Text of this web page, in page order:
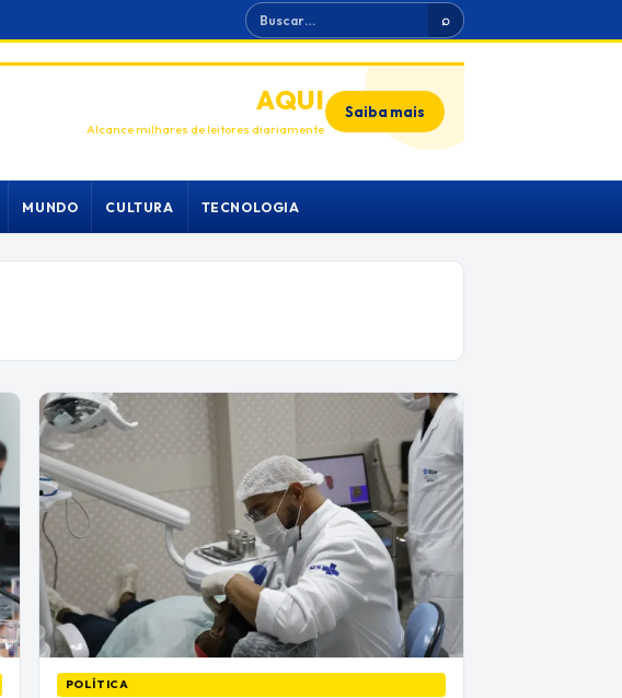
Buscar ⌕
ANUNCIEAQUI
Alcance milhares de leitores diariamente
Saiba mais
MUNDO CULTURA TECNOLOGIA
POLÍTICA